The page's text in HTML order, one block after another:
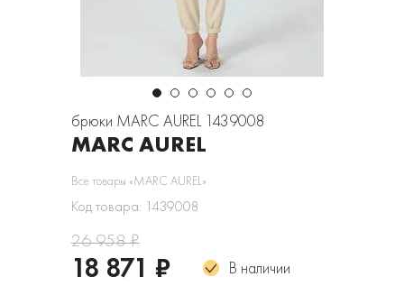
брюки MARC AUREL 1439008
MARC AUREL
Все товары «MARC AUREL»
Код товара: 1439008
26 958 ₽
18 871 ₽ В наличии